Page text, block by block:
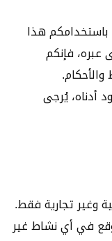
باستخدامكم هذا
عبره، فإنكم
أدناه، يُرجى
في أي نشاط غير